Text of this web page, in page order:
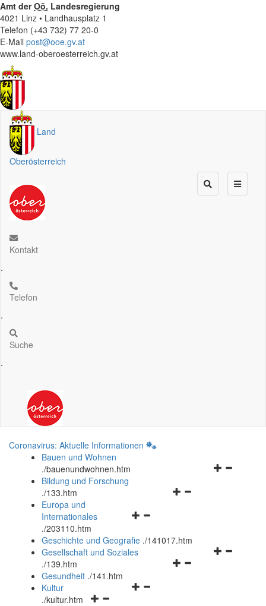
Amt derOö. Landesregierung
4021 Linz • Landhausplatz 1
Telefon (+43 732) 77 20-0
E-Mail post@ooe.gv.at
www.land-oberoesterreich.gv.at
Land
Oberösterreich
Kontakt
.
Telefon
.
Suche
.
Coronavirus: Aktuelle Informationen
Bauen und Wohnen
./bauenundwohnen.htm
Navigationsmenü
Bildung und Forschung
./133.htm
Navigationsmenü
und
schließen
Europa und
Internationales
./203110.htm
Geschichte und Geografie ./141017.htm
Navigationsmenü
Gesellschaft und Soziales
./139.htm
Navigationsmenü
Gesundheit ./141.htm
Navigationsmenü
Kultur
./kultur.htm